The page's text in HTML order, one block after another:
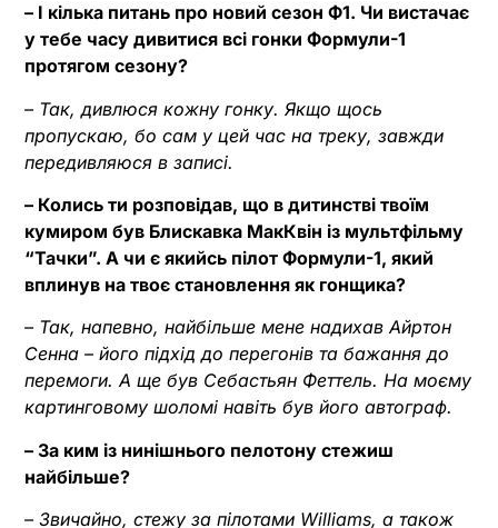
– І кілька питань про новий сезон Ф1. Чи вистачає
у тебе часу дивитися всі гонки Формули-1
протягом сезону?
– Так, дивлюся кожну гонку. Якщо щось
пропускаю, бо сам у цей час на треку, завжди
передивляюся в записі.
– Колись ти розповідав, що в дитинстві твоїм
кумиром був Блискавка МакКвін із мультфільму
“Тачки”. А чи є якийсь пілот Формули-1, який
вплинув на твоє становлення як гонщика?
– Так, напевно, найбільше мене надихав Айртон
Сенна – його підхід до перегонів та бажання до
перемоги. А ще був Себастьян Феттель. На моєму
картинговому шоломі навіть був його автограф.
– За ким із нинішнього пелотону стежиш
найбільше?
– Звичайно, стежу за пілотами Williams, а також